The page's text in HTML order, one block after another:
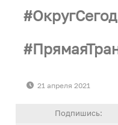
21 апреля 2021